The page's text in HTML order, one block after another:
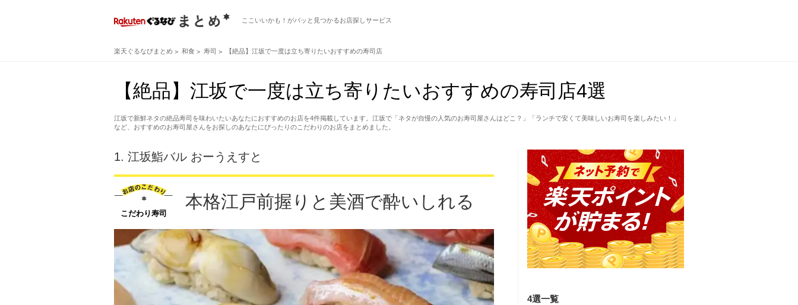
ここいいかも！がパッと見つかるお店探しサービス
楽天ぐるなびまとめ 和食 寿司 【絶品】江坂で一度は立ち寄りたいおすすめの寿司店
【絶品】江坂で一度は立ち寄りたいおすすめの寿司店4選
江坂で新鮮ネタの絶品寿司を味わいたいあなたにおすすめのお店を4件掲載しています。江坂で「ネタが自慢の人気のお寿司屋さんはどこ？」「ランチで安くて美味しいお寿司を楽しみたい！」
など、おすすめのお寿司屋さんをお探しのあなたにぴったりのこだわりのお店をまとめました。
4選一覧
1. 江坂鮨バル おーうえすと
こだわり寿司
本格江戸前握りと美酒で酔いしれる